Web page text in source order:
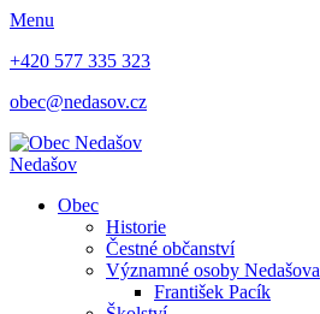
Menu
+420 577 335 323
obec@nedasov.cz
Nedašov
Obec
Historie
Čestné občanství
Významné osoby Nedašova
František Pacík